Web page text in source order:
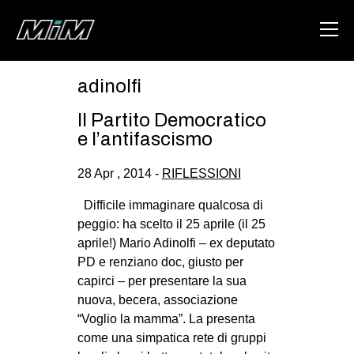
ABOUT
AREA
GAZA FREESTYLE
CSOA LAMBRETTA
MSM
STUDENTI TSUNAMI
ZAM
adinolfi
Il Partito Democratico
e l’antifascismo
28 Apr , 2014 - RIFLESSIONI
Difficile immaginare qualcosa di
peggio: ha scelto il 25 aprile (il 25
aprile!) Mario Adinolfi – ex deputato
PD e renziano doc, giusto per
capirci – per presentare la sua
nuova, becera, associazione
“Voglio la mamma”. La presenta
come una simpatica rete di gruppi